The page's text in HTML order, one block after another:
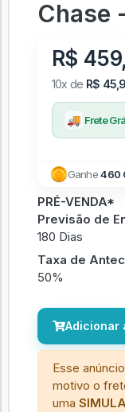
Chase
R$
10x de R$
🚚 Frete
Ganhe460
PRÉ-VENDA*
Previsão de
180 Dias
Taxa de
50%
Adicionar
Esse
motivo o
uma